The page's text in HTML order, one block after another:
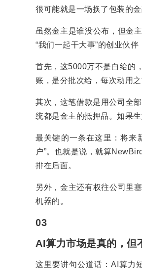
很可能就是一场换了包装的金
虽然金主是谁没公布，但金
“我们一起干大事”的创业伙伴
首先，这5000万不是白给的
账，是分批次给，每次动用之
其次，这笔借款是用公司全
统都是金主的抵押品。如果
最关键的一条在这里：将来
户”。也就是说，就算
排在后面。
另外，金主还有权往公司里
机器的。
03
AI算力市场是真的，但
这里要讲句公道话：AI算力